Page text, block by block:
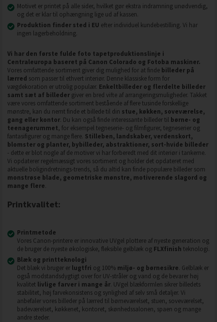
Motivet er printet på alle sider, hvilket gør ekstra indramning unødvendig,
og det er klar til ophængning lige ud af kassen.
Produktion finder sted i EU efter individuel kundebestilling. Vi har
ingen lagerbeholdning.
Vi har den første fulde foto tapetproduktionslinje i
Centraleuropa baseret på Canon Colorado og Fotoba maskiner.
Vores omfattende sortiment giver dig mulighed for at finde billeder på
lærred som passer til ethvert interiør. Denne klassiske form for
vægdekoration er utrolig populær. Enkeltbilleder og flerdelte billeder
samt sæt af billeder giver en bred vifte af arrangeringsmuligheder. Takket
være vores omfattende sortiment bestående af flere tusinde forskellige
mønstre, kan du nemt finde et billede til din stue, køkken, soveværelse,
gang eller kontor. Du kan også finde interessante billeder til børne- og
teenagerummet, for eksempel tegneserie- og filmfigurer, tegneserier og
fantasifigurer og mange flere. Stilleben, landskaber, verdenskort,
blomster og planter, bybilleder, abstraktioner, sort-hvide billeder
- dette er blot nogle af de motiver vi har forberedt med dit interiør i tankerne.
Vi opdaterer regelmæssigt vores sortiment og holder det opdateret med
aktuelle boligindretnings-trends, så du altid kan finde populære billeder som
monstrøse blade, geometriske mønstre, motiverende slagord og
mange flere.
Printkvalitet:
Printmetode
Vores Canon-printere er innovative UVgel plottere af nyeste generation og
de bruger de nyeste økologiske, fleksible gelblæk og FLXfinish teknologi.
Blæk og printteknologi
Det blæk vi bruger er lugtfri og 100% miljø- og børnesikre. Gelblæk er
også modstandsdygtigt over for UV-stråler og vand og de bevarer høj
kvalitet livlige farver i mange år. UVgel blækformlen sikrer billedets
stabilitet, høj farvekonsistens og synlighed af selv små detaljer. Vi
anbefaler vores billeder på lærred til børneværelset, stuen, soveværelset,
badeværelset, køkkenet, kontoret, skønhedssalonen, spaen og mange
andre steder.